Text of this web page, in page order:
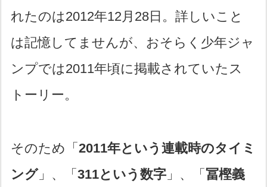
れたのは2012年12月28日。詳しいこと
は記憶してませんが、おそらく少年ジャ
ンプでは2011年頃に掲載されていたス
トーリー。
そのため「2011年という連載時のタイミ
ング」、「311という数字 」、「冨樫義